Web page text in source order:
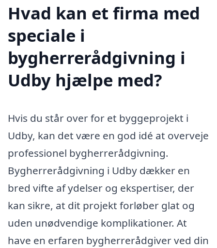
Hvad kan et firma med
speciale i
bygherrerådgivning i
Udby hjælpe med?
Hvis du står over for et byggeprojekt i
Udby, kan det være en god idé at overveje
professionel bygherrerådgivning.
Bygherrerådgivning i Udby dækker en
bred vifte af ydelser og ekspertiser, der
kan sikre, at dit projekt forløber glat og
uden unødvendige komplikationer. At
have en erfaren bygherrerådgiver ved din